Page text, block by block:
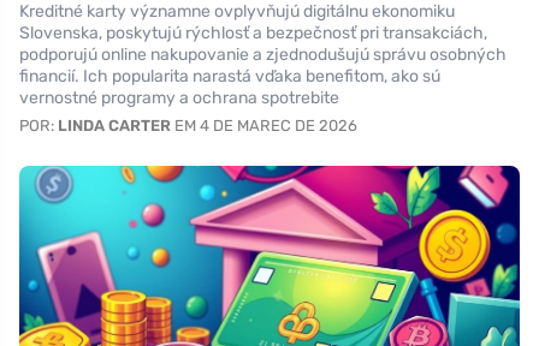
Kreditné karty významne ovplyvňujú digitálnu ekonomiku
Slovenska, poskytujú rýchlosť a bezpečnosť pri transakciách,
podporujú online nakupovanie a zjednodušujú správu osobných
financií. Ich popularita narastá vďaka benefitom, ako sú
vernostné programy a ochrana spotrebite
POR: LINDA CARTER EM 4 DE MAREC DE 2026